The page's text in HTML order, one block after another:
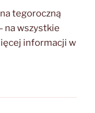
tegoroczną
na wszystkie
informacji w